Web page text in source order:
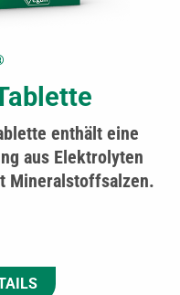
enthält eine
aus Elektrolyten
Mineralstoffsalzen.